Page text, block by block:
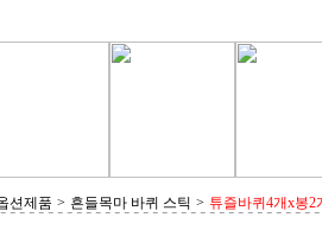
션제품 > 흔들목마 바퀴 스틱 > 튜즐바퀴4개x봉2